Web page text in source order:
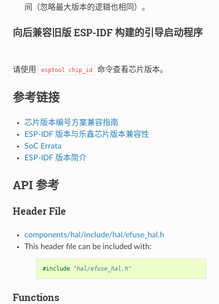
间（忽略最大版本的逻辑也相同）。
向后兼容旧版 ESP-IDF 构建的引导启动程序
请使用 esptool chip_id 命令查看芯片版本。
参考链接
芯片版本编号方案兼容指南
ESP-IDF 版本与乐鑫芯片版本兼容性
SoC Errata
ESP-IDF 版本简介
API 参考
Header File
components/hal/include/hal/efuse_hal.h
This header file can be included with:
#include "hal/efuse_hal.h"
Functions